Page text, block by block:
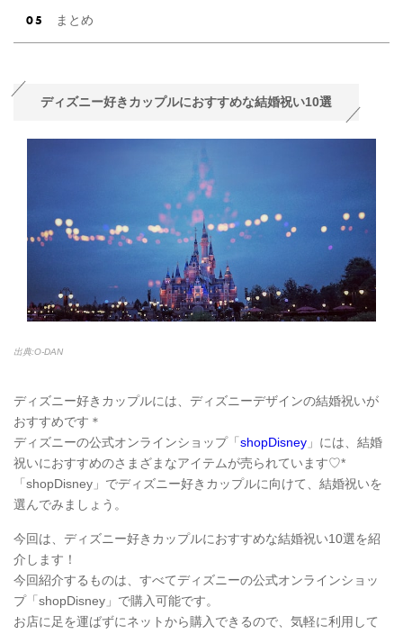
まとめ
ディズニー好きカップルにおすすめな結婚祝い10選
出典:O-DAN
ディズニー好きカップルには、ディズニーデザインの結婚祝いが
おすすめです＊
ディズニーの公式オンラインショップ「 shopDisney 」には、結婚
祝いにおすすめのさまざまなアイテムが売られています♡*
「shopDisney」でディズニー好きカップルに向けて、結婚祝いを
選んでみましょう。
今回は、ディズニー好きカップルにおすすめな結婚祝い10選を紹
介します！
今回紹介するものは、すべてディズニーの公式オンラインショッ
プ「shopDisney」で購入可能です。
お店に足を運ばずにネットから購入できるので、気軽に利用して